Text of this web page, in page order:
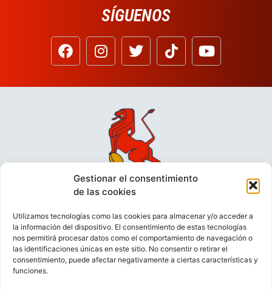
Gestionar el consentimiento
de las cookies
Utilizamos tecnologías como las cookies para almacenar y/o acceder a
la información del dispositivo. El consentimiento de estas tecnologías
nos permitirá procesar datos como el comportamiento de navegación o
las identificaciones únicas en este sitio. No consentir o retirar el
consentimiento, puede afectar negativamente a ciertas características y
funciones.
SÍGUENOS